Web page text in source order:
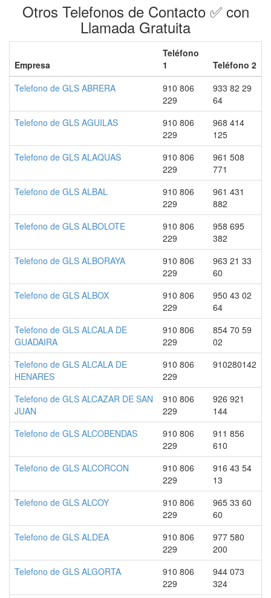
Otros Telefonos de Contacto ✅ con
Llamada Gratuita
Empresa
Teléfono
1
Teléfono 2
Telefono de GLS ABRERA
910 806
229
933 82 29
64
Telefono de GLS AGUILAS
910 806
229
968 414
125
Telefono de GLS ALAQUAS
910 806
229
961 508
771
Telefono de GLS ALBAL
910 806
229
961 431
882
Telefono de GLS ALBOLOTE
910 806
229
958 695
382
Telefono de GLS ALBORAYA
910 806
229
963 21 33
60
Telefono de GLS ALBOX
910 806
229
950 43 02
64
Telefono de GLS ALCALA DE
GUADAIRA
910 806
229
854 70 59
02
Telefono de GLS ALCALA DE
HENARES
910 806
229
910280142
Telefono de GLS ALCAZAR DE SAN
JUAN
910 806
229
926 921
144
Telefono de GLS ALCOBENDAS
910 806
229
911 856
610
Telefono de GLS ALCORCON
910 806
229
916 43 54
13
Telefono de GLS ALCOY
910 806
229
965 33 60
60
Telefono de GLS ALDEA
910 806
229
977 580
200
Telefono de GLS ALGORTA
910 806
229
944 073
324